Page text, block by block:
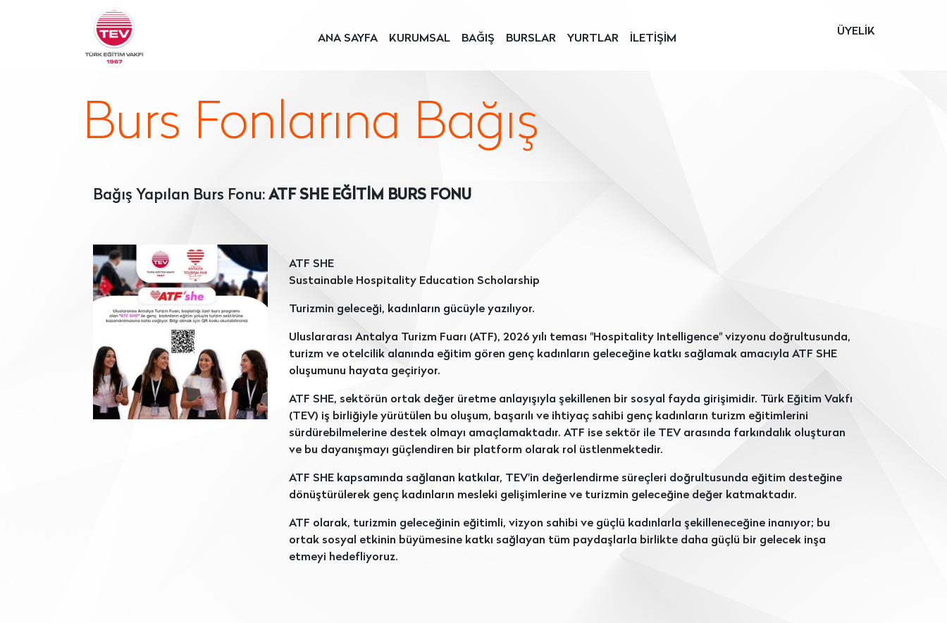
ANA SAYFA KURUMSAL BAĞIŞ BURSLAR YURTLAR İLETİŞİM
ÜYELİK
Burs Fonlarına Bağış
Bağış Yapılan Burs Fonu: ATF SHE EĞİTİM BURS FONU
ATF SHE
Sustainable Hospitality Education Scholarship
Turizmin geleceği, kadınların gücüyle yazılıyor.
Uluslararası Antalya Turizm Fuarı (ATF), 2026 yılı teması "Hospitality Intelligence" vizyonu doğrultusunda,
turizm ve otelcilik alanında eğitim gören genç kadınların geleceğine katkı sağlamak amacıyla ATF SHE
oluşumunu hayata geçiriyor.
ATF SHE, sektörün ortak değer üretme anlayışıyla şekillenen bir sosyal fayda girişimidir. Türk Eğitim Vakfı
(TEV) iş birliğiyle yürütülen bu oluşum, başarılı ve ihtiyaç sahibi genç kadınların turizm eğitimlerini
sürdürebilmelerine destek olmayı amaçlamaktadır. ATF ise sektör ile TEV arasında farkındalık oluşturan
ve bu dayanışmayı güçlendiren bir platform olarak rol üstlenmektedir.
ATF SHE kapsamında sağlanan katkılar, TEV'in değerlendirme süreçleri doğrultusunda eğitim desteğine
dönüştürülerek genç kadınların mesleki gelişimlerine ve turizmin geleceğine değer katmaktadır.
ATF olarak, turizmin geleceğinin eğitimli, vizyon sahibi ve güçlü kadınlarla şekilleneceğine inanıyor; bu
ortak sosyal etkinin büyümesine katkı sağlayan tüm paydaşlarla birlikte daha güçlü bir gelecek inşa
etmeyi hedefliyoruz.